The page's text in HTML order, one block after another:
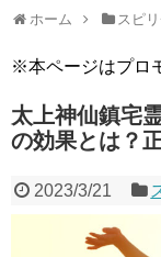
ホーム スピ
※本ページはプロ
太上神仙鎮宅
の効果とは？
2023/3/21